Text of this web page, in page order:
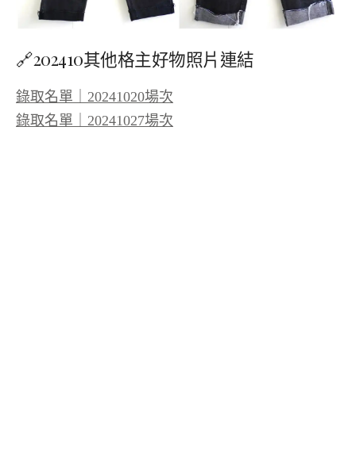
🔗202410其他格主好物照片連結
錄取名單｜20241020場次
錄取名單｜20241027場次